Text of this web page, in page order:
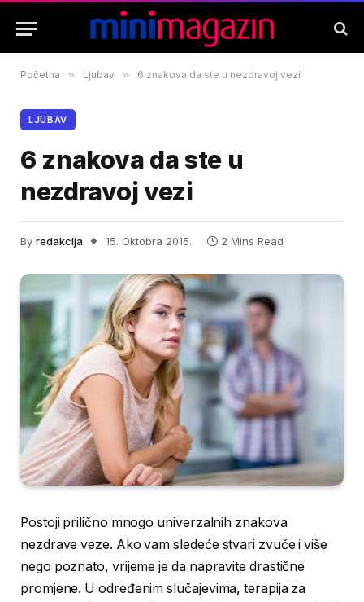
Početna » Ljubav » 6 znakova da ste u nezdravoj vezi
LJUBAV
6 znakova da ste u
nezdravoj vezi
By redakcija 15. Oktobra 2015. 2 Mins Read
Postoji prilično mnogo univerzalnih znakova
nezdrave veze. Ako vam sledeće stvari zvuče i više
nego poznato, vrijeme je da napravite drastične
promjene. U određenim slučajevima, terapija za